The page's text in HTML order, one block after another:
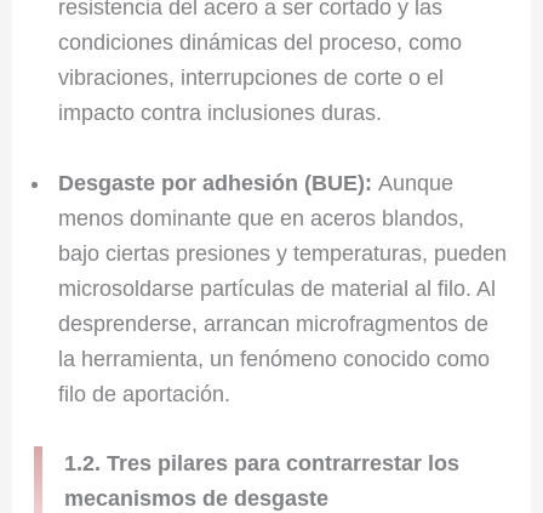
resistencia del acero a ser cortado y las
condiciones dinámicas del proceso, como
vibraciones, interrupciones de corte o el
impacto contra inclusiones duras.
Desgaste por adhesión (BUE): Aunque
menos dominante que en aceros blandos,
bajo ciertas presiones y temperaturas, pueden
microsoldarse partículas de material al filo. Al
desprenderse, arrancan microfragmentos de
la herramienta, un fenómeno conocido como
filo de aportación.
1.2. Tres pilares para contrarrestar los
mecanismos de desgaste